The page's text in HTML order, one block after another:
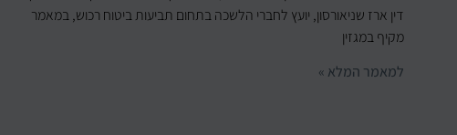
דין ארז שניאורסון, יועץ לחברי הלשכה בתחום תביעות ביטוח רכוש, במאמר
מקיף במגזין
למאמר המלא »